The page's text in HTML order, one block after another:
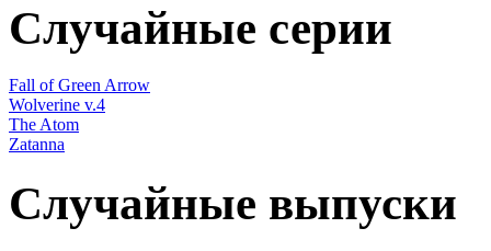
Случайные серии
Fall of Green Arrow
Wolverine v.4
The Atom
Zatanna
Случайные выпуски